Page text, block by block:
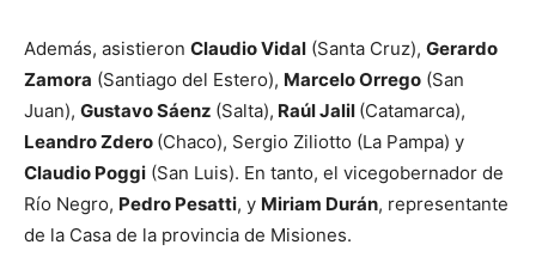
Además, asistieron Claudio Vidal (Santa Cruz), Gerardo
Zamora (Santiago del Estero), Marcelo Orrego (San
Juan), Gustavo Sáenz (Salta), Raúl Jalil (Catamarca),
Leandro Zdero (Chaco), Sergio Ziliotto (La Pampa) y
Claudio Poggi (San Luis). En tanto, el vicegobernador de
Río Negro, Pedro Pesatti, y Miriam Durán, representante
de la Casa de la provincia de Misiones.